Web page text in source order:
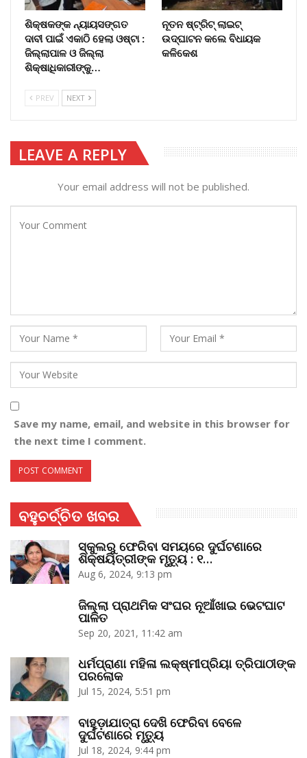
ଶିକ୍ଷକଙ୍କ ନ୍ୟାୟସଙ୍ଗତ
ଦାବୀ ପାଇଁ ଏକାଠି ହେଲା ଓଷ୍ଟା :
ଜିଲ୍ଲାପାଳ ଓ ଜିଲ୍ଲା
ଶିକ୍ଷାଧିକାରୀଙ୍କୁ…
ନୂତନ ଷ୍ଟ୍ରିଟ୍ ଲାଇଟ୍‌
ଉଦ୍‌ଘାଟନ କଲେ ବିଧାୟକ
କଳିକେଶ
PREV NEXT
LEAVE A REPLY
Your email address will not be published.
Save my name, email, and website in this browser for
the next time I comment.
ବହୁଚର୍ଚ୍ଚିତ ଖବର
ସ୍କୁଲରୁ ଫେରିବା ସମୟରେ ଦୁର୍ଘଟଣାରେ
ଶିକ୍ଷୟିତ୍ରୀଙ୍କ ମୃତ୍ୟୁ : ୧…
Aug 6, 2024, 9:13 pm
ଜିଲ୍ଲା ପ୍ରାଥମିକ ସଂଘର ନୂଆଁଖାଇ ଭେଟଘାଟ
ପାଳିତ
Sep 20, 2021, 11:42 am
ଧର୍ମପ୍ରାଣା ମହିଳା ଲକ୍ଷ୍ମୀପ୍ରିୟା ତ୍ରିପାଠୀଙ୍କ
ପରଲୋକ
Jul 15, 2024, 5:51 pm
ବାହୁଡ଼ାଯାତ୍ରା ଦେଖି ଫେରିବା ବେଳେ
ଦୁର୍ଘଟଣାରେ ମୃତ୍ୟୁ
Jul 18, 2024, 9:44 pm